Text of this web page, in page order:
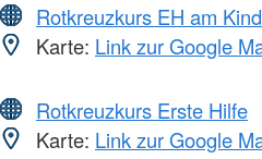
Rotkreuzkurs EH am Kind
Karte: Link zur Google
Rotkreuzkurs Erste Hilfe
Karte: Link zur Google